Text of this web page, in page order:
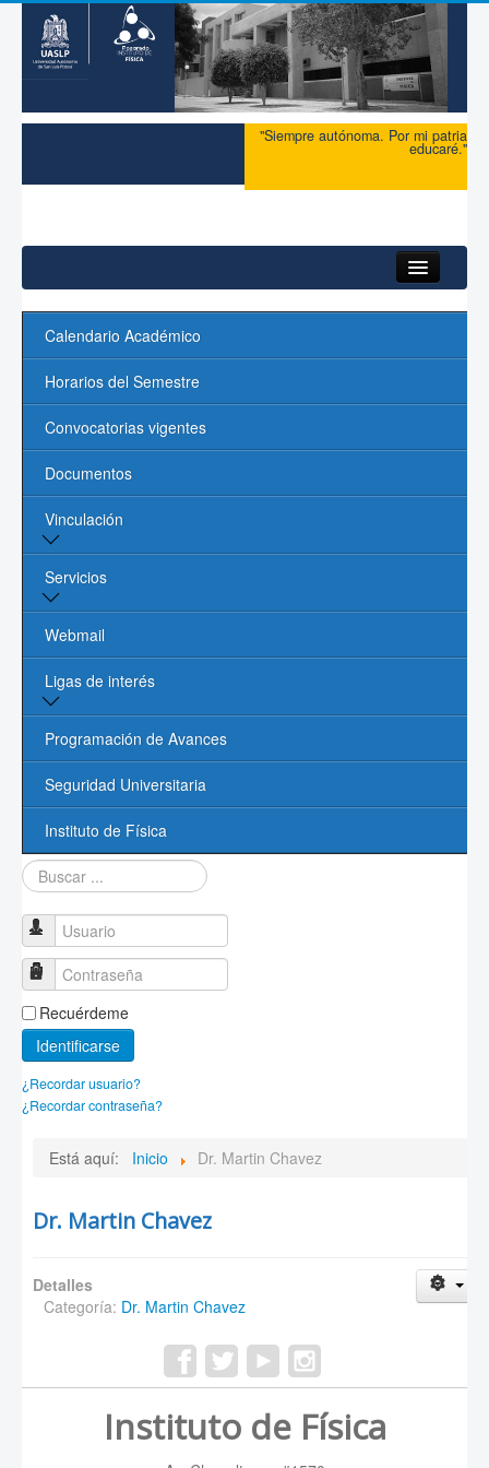
"Siempre autónoma. Por mi patria
educaré."
Maestría
Doctorado
Admisión
Ingreso
Núcleo Académico
Contacto
Calendario Académico
Horarios del Semestre
Convocatorias vigentes
Documentos
Vinculación
Vinculación y Servicios
Servicios
Biblioteca
Cómputo
Webmail
Ligas de interés
Página de la UASLP
Investigación y Posgrado UASLP
CONACYT
Sociedad Mexicana de Física
PROMEP
Programación de Avances
Seguridad Universitaria
Instituto de Física
Buscar...
Usuario
Contraseña
Recuérdeme
Identificarse
¿Recordar usuario?
¿Recordar contraseña?
Está aquí: Inicio Dr. Martin Chavez
Dr. Martin Chavez
Detalles
Categoría: Dr. Martin Chavez
Instituto de Física